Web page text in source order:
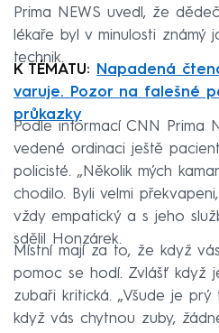
Prima NEWS uvedl, že
lékaře byl v minulosti známý
technik.
K TÉMATU:
Napadená
varuje. Pozor na falešné
průkazky
Podle informací CNN Prima
vedené ordinaci ještě
policisté. „Několik mých
chodilo. Byli velmi
vždy empatický a s jeho
sdělil Honzárek.
Místní mají za to, že když
pomoc se hodí. Zvlášť když
zubaři kritická. „Všude je
když vás chytnou zuby,